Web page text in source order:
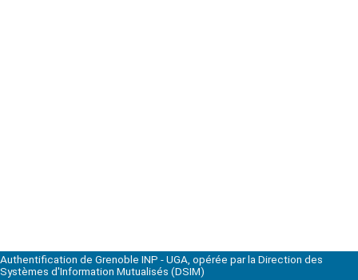
Authentification de Grenoble INP - UGA, opérée par la Direction des
Systèmes d'Information Mutualisés (DSIM)